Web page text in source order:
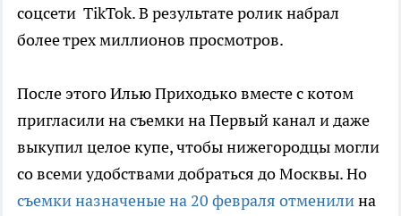
соцсети TikTok. В результате ролик набрал
более трех миллионов просмотров.
После этого Илью Приходько вместе с котом
пригласили на съемки на Первый канал и даже
выкупил целое купе, чтобы нижегородцы могли
со всеми удобствами добраться до Москвы. Но
съемки назначеные на 20 февраля отменилина